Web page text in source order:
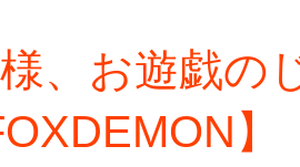
、お遊戯の
】